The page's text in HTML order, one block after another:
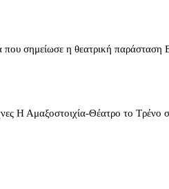
σημείωσε η θεατρική
Θέατρο το Τρένο